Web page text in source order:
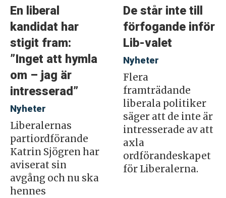
En liberal
kandidat har
stigit fram:
”Inget att hymla
om – jag är
intresserad”
Nyheter
Liberalernas
partiordförande
Katrin Sjögren har
aviserat sin
avgång och nu ska
hennes
De står inte till
förfogande inför
Lib-valet
Nyheter
Flera
framträdande
liberala politiker
säger att de inte är
intresserade av att
axla
ordförandeskapet
för Liberalerna.